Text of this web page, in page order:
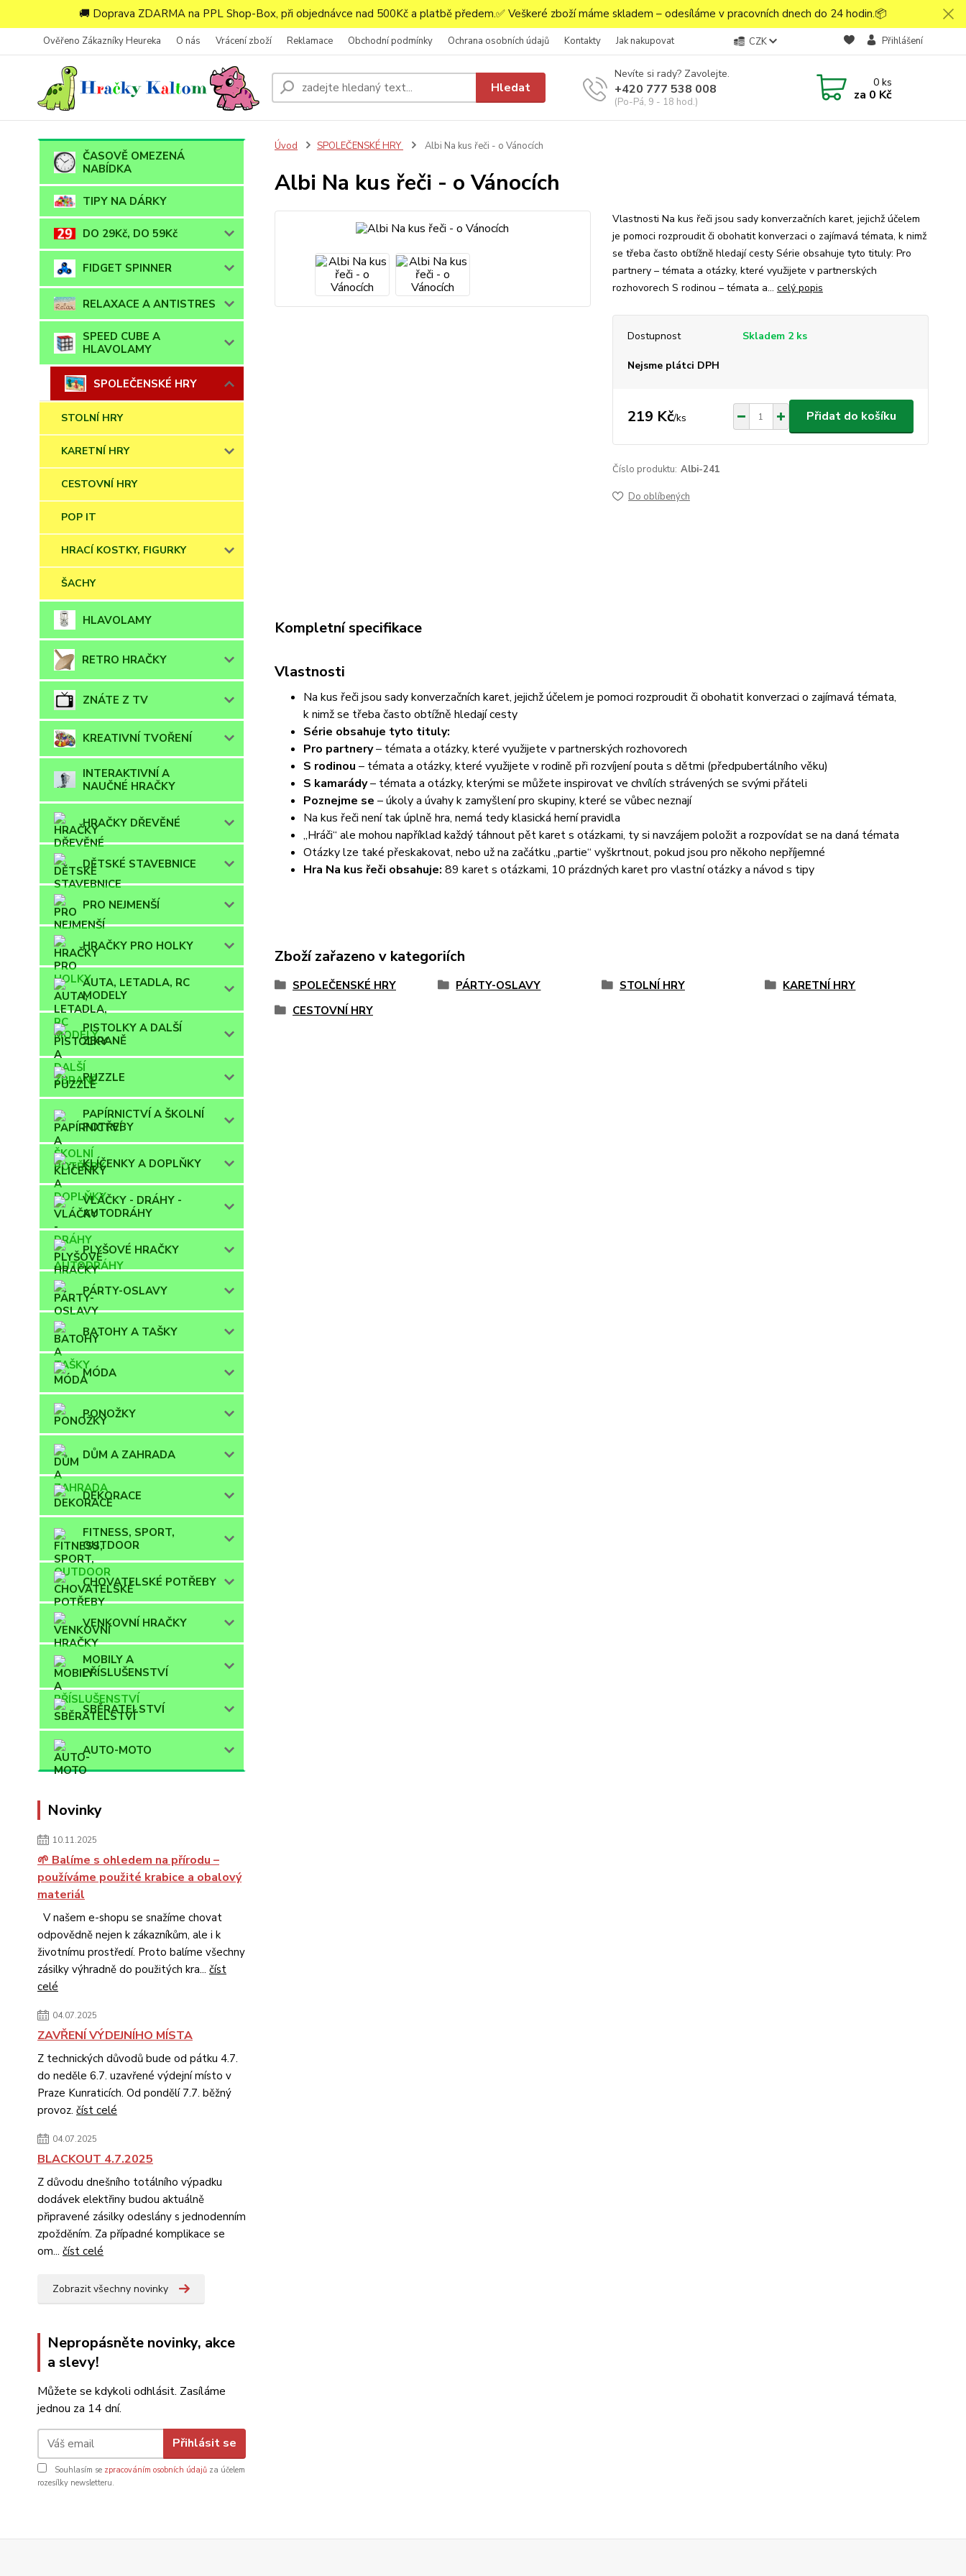
🚚 Doprava ZDARMA na PPL Shop-Box, při objednávce nad 500Kč a platbě předem.✅ Veškeré zboží máme skladem – odesíláme v pracovních dnech do 24 hodin.📦
Ověřeno Zákazníky Heureka O nás Vrácení zboží Reklamace Obchodní podmínky Ochrana osobních údajů Kontakty Jak nakupovat CZK Přihlášení
Hledat
Nevíte si rady? Zavolejte.
+420 777 538 008
(Po-Pá, 9 - 18 hod.)
0ks
za 0 Kč
ČASOVĚ OMEZENÁ
NABÍDKA
TIPY NA DÁRKY
DO 29Kč, DO 59Kč
FIDGET SPINNER
RELAXACE A ANTISTRES
SPEED CUBE A
HLAVOLAMY
SPOLEČENSKÉ HRY
STOLNÍ HRY
KARETNÍ HRY
CESTOVNÍ HRY
POP IT
HRACÍ KOSTKY, FIGURKY
ŠACHY
HLAVOLAMY
RETRO HRAČKY
ZNÁTE Z TV
KREATIVNÍ TVOŘENÍ
INTERAKTIVNÍ A
NAUČNÉ HRAČKY
HRAČKY DŘEVĚNÉ
DĚTSKÉ STAVEBNICE
PRO NEJMENŠÍ
HRAČKY PRO HOLKY
AUTA, LETADLA, RC
MODELY
PISTOLKY A DALŠÍ
ZBRANĚ
PUZZLE
PAPÍRNICTVÍ A ŠKOLNÍ
POTŘEBY
KLÍČENKY A DOPLŇKY
VLÁČKY - DRÁHY -
AUTODRÁHY
PLYŠOVÉ HRAČKY
PÁRTY-OSLAVY
BATOHY A TAŠKY
MÓDA
PONOŽKY
DŮM A ZAHRADA
DEKORACE
FITNESS, SPORT,
OUTDOOR
CHOVATELSKÉ POTŘEBY
VENKOVNÍ HRAČKY
MOBILY A
PŘÍSLUŠENSTVÍ
SBĚRATELSTVÍ
AUTO-MOTO
Novinky
10.11.2025
🌱 Balíme s ohledem na přírodu –
používáme použité krabice a obalový
materiál
V našem e-shopu se snažíme chovat
odpovědně nejen k zákazníkům, ale i k
životnímu prostředí. Proto balíme všechny
zásilky výhradně do použitých kra... číst
celé
04.07.2025
ZAVŘENÍ VÝDEJNÍHO MÍSTA
Z technických důvodů bude od pátku 4.7.
do neděle 6.7. uzavřené výdejní místo v
Praze Kunraticích. Od pondělí 7.7. běžný
provoz. číst celé
04.07.2025
BLACKOUT 4.7.2025
Z důvodu dnešního totálního výpadku
dodávek elektřiny budou aktuálně
připravené zásilky odeslány s jednodenním
zpožděním. Za případné komplikace se
om... číst celé
Zobrazit všechny novinky
Nepropásněte novinky, akce
a slevy!
Můžete se kdykoli odhlásit. Zasíláme
jednou za 14 dní.
Přihlásit se
Souhlasím se zpracováním osobních údajů za účelem
rozesílky newsletteru.
Úvod SPOLEČENSKÉ HRY Albi Na kus řeči - o Vánocích
Albi Na kus řeči - o Vánocích
Vlastnosti Na kus řeči jsou sady konverzačních karet, jejichž účelem
je pomoci rozproudit či obohatit konverzaci o zajímavá témata, k nimž
se třeba často obtížně hledají cesty Série obsahuje tyto tituly: Pro
partnery – témata a otázky, které využijete v partnerských
rozhovorech S rodinou – témata a... celý popis
Dostupnost Skladem 2 ks
Nejsme plátci DPH
219 Kč/ks Přidat do košíku
Číslo produktu: Albi-241
Do oblíbených
Kompletní specifikace
Vlastnosti
Na kus řeči jsou sady konverzačních karet, jejichž účelem je pomoci rozproudit či obohatit konverzaci o zajímavá témata,
k nimž se třeba často obtížně hledají cesty
Série obsahuje tyto tituly:
Pro partnery– témata a otázky, které využijete v partnerských rozhovorech
S rodinou – témata a otázky, které využijete v rodině při rozvíjení pouta s dětmi (předpubertálního věku)
S kamarády– témata a otázky, kterými se můžete inspirovat ve chvílích strávených se svými přáteli
Poznejme se – úkoly a úvahy k zamyšlení pro skupiny, které se vůbec neznají
Na kus řeči není tak úplně hra, nemá tedy klasická herní pravidla
„Hráči“ ale mohou například každý táhnout pět karet s otázkami, ty si navzájem položit a rozpovídat se na daná témata
Otázky lze také přeskakovat, nebo už na začátku „partie“ vyškrtnout, pokud jsou pro někoho nepříjemné
Hra Na kus řeči obsahuje: 89 karet s otázkami, 10 prázdných karet pro vlastní otázky a návod s tipy
Zboží zařazeno v kategoriích
SPOLEČENSKÉ HRY PÁRTY-OSLAVY STOLNÍ HRY
KARETNÍ HRY
CESTOVNÍ HRY